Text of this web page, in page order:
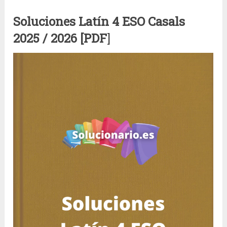
Soluciones Latín 4 ESO Casals
2025 / 2026 [PDF]